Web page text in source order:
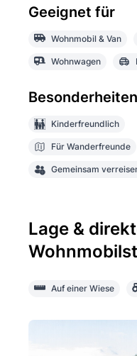
Geeignet für
Wohnmobil & Van
Wohnwagen
Besonderheiten
Kinderfreundlich
Für Wanderfreunde
Gemeinsam
Lage &
Auf einer Wiese